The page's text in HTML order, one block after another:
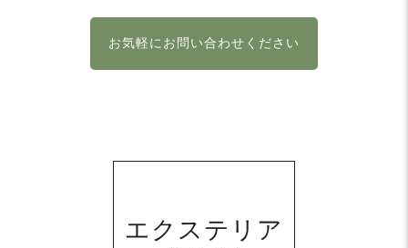
お気軽にお問い合わせください
エクステリア